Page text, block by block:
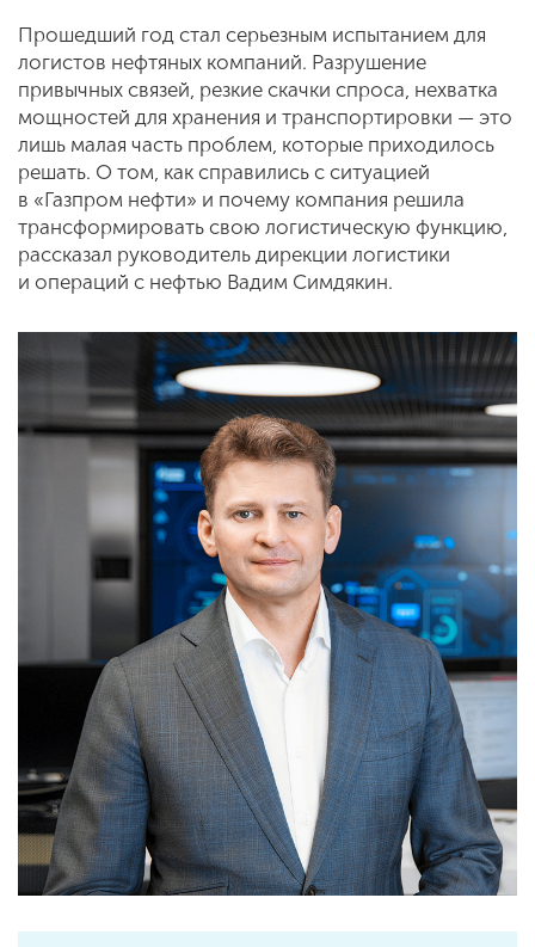
Прошедший год стал серьезным испытанием для
логистов нефтяных компаний. Разрушение
привычных связей, резкие скачки спроса, нехватка
мощностей для хранения и транспортировки — это
лишь малая часть проблем, которые приходилось
решать. О том, как справились с ситуацией
в «Газпром нефти» и почему компания решила
трансформировать свою логистическую функцию,
рассказал руководитель дирекции логистики
и операций с нефтью Вадим Симдякин.